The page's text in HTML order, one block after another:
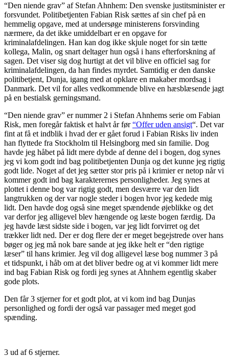
“Den niende grav” af Stefan Ahnhem: Den svenske justitsminister er
forsvundet. Politibetjenten Fabian Risk sættes af sin chef på en
hemmelig opgave, med at undersøge ministerens forsvinding
nærmere, da det ikke umiddelbart er en opgave for
kriminalafdelingen. Han kan dog ikke skjule noget for sin tætte
kollega, Malin, og snart deltager hun også i hans efterforskning af
sagen. Det viser sig dog hurtigt at det vil blive en officiel sag for
kriminalafdelingen, da han findes myrdet. Samtidig er den danske
politibetjent, Dunja, igang med at opklare en makaber mordsag i
Danmark. Det vil for alles vedkommende blive en hæsblæsende jagt
på en bestialsk gerningsmand.
“Den niende grav” er nummer 2 i Stefan Ahnhems serie om Fabian
Risk, men foregår faktisk et halvt år før“Offer uden ansigt“. Det var
fint at få et indblik i hvad der er gået forud i Fabian Risks liv inden
han flyttede fra Stockholm til Helsingborg med sin familie. Dog
havde jeg håbet på lidt mere dybde af denne del i bogen, dog synes
jeg vi kom godt ind bag politibetjenten Dunja og det kunne jeg rigtig
godt lide. Noget af det jeg sætter stor pris på i krimier er netop når vi
kommer godt ind bag karakterernes personligheder. Jeg synes at
plottet i denne bog var rigtig godt, men desværre var den lidt
langtrukken og der var nogle steder i bogen hvor jeg kedede mig
lidt. Den havde dog også sine meget spændende øjeblikke og det
var derfor jeg alligevel blev hængende og læste bogen færdig. Da
jeg havde læst sidste side i bogen, var jeg lidt forvirret og det
trækker lidt ned. Der er dog flere der er meget begejstrede over hans
bøger og jeg må nok bare sande at jeg ikke helt er “den rigtige
læser” til hans krimier. Jeg vil dog alligevel læse bog nummer 3 på
et tidspunkt, i håb om at det bliver bedre og at vi kommer lidt mere
ind bag Fabian Risk og fordi jeg synes at Ahnhem egentlig skaber
gode plots.
Den får 3 stjerner for et godt plot, at vi kom ind bag Dunjas
personlighed og fordi der også var passager med meget god
spænding.
3 ud af 6 stjerner.